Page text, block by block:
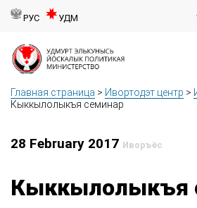
РУС УДМ
Главная страница > Ивортодэт центр >
Кыккылолыкъя семинар
28 February 2017 Иворъёс
Кыккылолыкъя